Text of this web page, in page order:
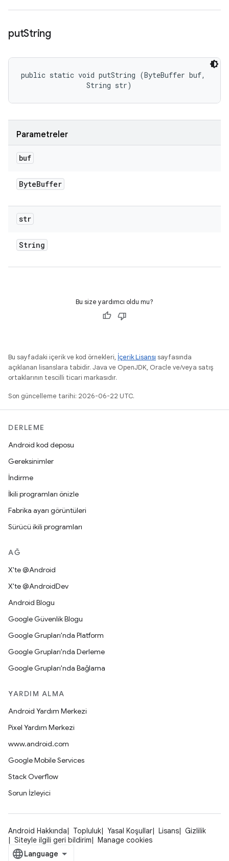
putString
public static void putString (ByteBuffer buf,
                String str)
Parametreler
buf
ByteBuffer
str
String
Bu size yardımcı oldu mu?
Bu sayfadaki içerik ve kod örnekleri, İçerik Lisansı sayfasında
açıklanan lisanslara tabidir. Java ve OpenJDK, Oracle ve/veya satış
ortaklarının tescilli ticari markasıdır.
Son güncelleme tarihi: 2026-06-22 UTC.
DERLEME
Android kod deposu
Gereksinimler
İndirme
İkili programları önizle
Fabrika ayarı görüntüleri
Sürücü ikili programları
AĞ
X'te @Android
X'te @AndroidDev
Android Blogu
Google Güvenlik Blogu
Google Grupları'nda Platform
Google Grupları'nda Derleme
Google Grupları'nda Bağlama
YARDIM ALMA
Android Yardım Merkezi
Pixel Yardım Merkezi
www.android.com
Google Mobile Services
Stack Overflow
Sorun İzleyici
Android Hakkında Topluluk Yasal Koşullar Lisans
Gizlilik
Siteyle ilgili geri bildirim
Manage cookies